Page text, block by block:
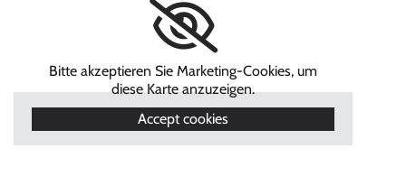
Bitte akzeptieren Sie Marketing-Cookies, um
diese Karte anzuzeigen.
Accept cookies